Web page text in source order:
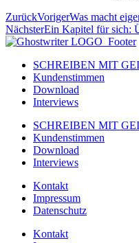
ZurückVorigerWas macht
NächsterEin Kapitel für sich:
SCHREIBEN MIT
Kundenstimmen
Download
Interviews
SCHREIBEN MIT
Kundenstimmen
Download
Interviews
Kontakt
Impressum
Datenschutz
Kontakt